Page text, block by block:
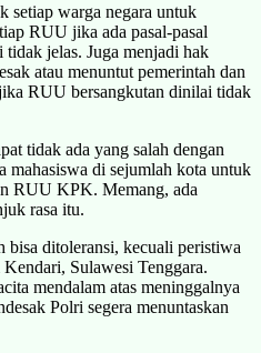
setiap warga negara untuk
RUU jika ada pasal-pasal
jelas. Juga menjadi hak
atau menuntut pemerintah dan
RUU bersangkutan dinilai tidak
tidak ada yang salah dengan
mahasiswa di sejumlah kota untuk
RUU KPK. Memang, ada
rasa itu.
bisa ditoleransi, kecuali peristiwa
Sulawesi Tenggara.
mendalam atas meninggalnya
Polri segera menuntaskan